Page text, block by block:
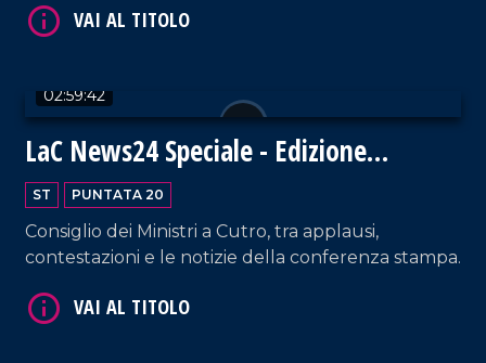
02:59:42
LaC News24 Speciale - Edizione
straordinaria
ST PUNTATA 20
Consiglio dei Ministri a Cutro, tra applausi,
contestazioni e le notizie della conferenza stampa.
VAI AL TITOLO